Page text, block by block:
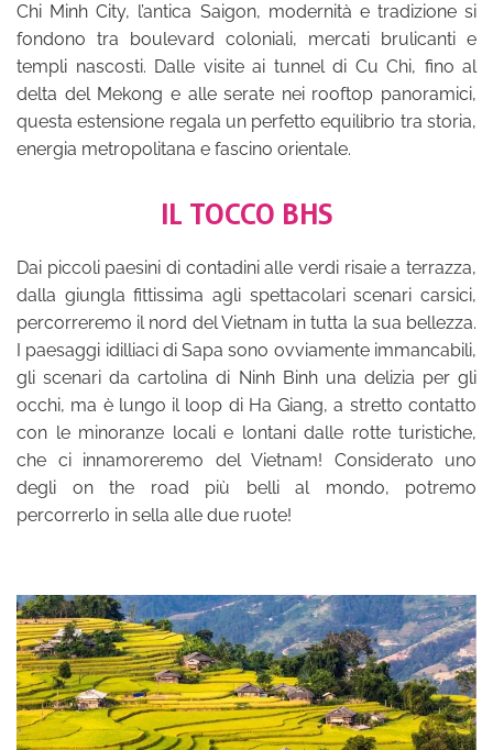
Chi Minh City, l’antica Saigon, modernità e tradizione si
fondono tra boulevard coloniali, mercati brulicanti e
templi nascosti. Dalle visite ai tunnel di Cu Chi, fino al
delta del Mekong e alle serate nei rooftop panoramici,
questa estensione regala un perfetto equilibrio tra storia,
energia metropolitana e fascino orientale.
IL TOCCO BHS
Dai piccoli paesini di contadini alle verdi risaie a terrazza,
dalla giungla fittissima agli spettacolari scenari carsici,
percorreremo il nord del Vietnam in tutta la sua bellezza.
I paesaggi idilliaci di Sapa sono ovviamente immancabili,
gli scenari da cartolina di Ninh Binh una delizia per gli
occhi, ma è lungo il loop di Ha Giang, a stretto contatto
con le minoranze locali e lontani dalle rotte turistiche,
che ci innamoreremo del Vietnam! Considerato uno
degli on the road più belli al mondo, potremo
percorrerlo in sella alle due ruote!